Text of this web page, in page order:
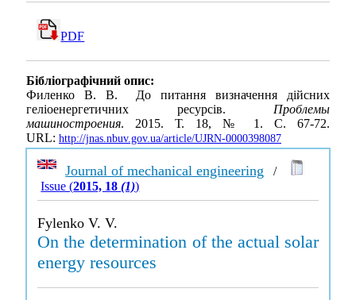
PDF
Бібліографічний опис:
Филенко В. В. До питання визначення дійсних
геліоенергетичних ресурсів. Проблемы
машиностроения. 2015. Т. 18, № 1. С. 67-72.
URL: http://jnas.nbuv.gov.ua/article/UJRN-0000398087
Journal of mechanical engineering /
Issue (2015, 18(1))
Fylenko V. V.
On the determination of the actual solar
energy resources